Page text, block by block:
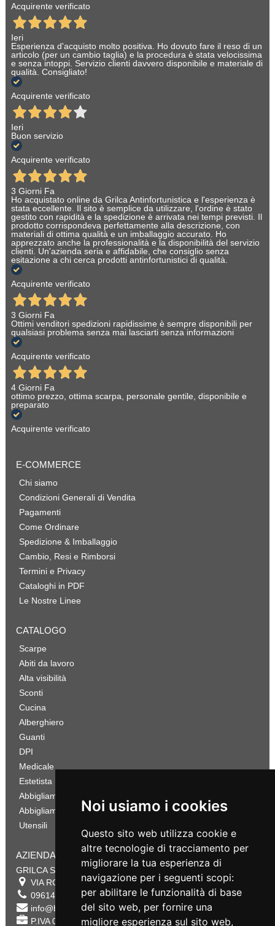
Noi usiamo i cookies
Questo sito web utilizza cookie e
altre tecnologie di tracciamento per
migliorare la tua esperienza di
navigazione per i seguenti scopi:
per abilitare le funzionalità di base
del sito web, per fornire una
migliore esperienza sul sito web,
Acquirente verificato
Ieri
Esperienza d'acquisto molto positiva. Ho dovuto fare il reso di un
articolo (per un cambio taglia) e la procedura è stata velocissima
e senza intoppi. Servizio clienti davvero disponibile e materiale di
qualità. Consigliato!
Acquirente verificato
Ieri
Buon servizio
Acquirente verificato
3 Giorni Fa
Ho acquistato online da Grilca Antinfortunistica e l'esperienza è
stata eccellente. Il sito è semplice da utilizzare, l'ordine è stato
gestito con rapidità e la spedizione è arrivata nei tempi previsti. Il
prodotto corrispondeva perfettamente alla descrizione, con
materiali di ottima qualità e un imballaggio accurato. Ho
apprezzato anche la professionalità e la disponibilità del servizio
clienti. Un'azienda seria e affidabile, che consiglio senza
esitazione a chi cerca prodotti antinfortunistici di qualità.
Acquirente verificato
3 Giorni Fa
Ottimi venditori spedizioni rapidissime è sempre disponibili per
qualsiasi problema senza mai lasciarti senza informazioni
Acquirente verificato
4 Giorni Fa
ottimo prezzo, ottima scarpa, personale gentile, disponibile e
preparato
Acquirente verificato
E-COMMERCE
Chi siamo
Condizioni Generali di Vendita
Pagamenti
Come Ordinare
Spedizione & Imballaggio
Cambio, Resi e Rimborsi
Termini e Privacy
Cataloghi in PDF
Le Nostre Linee
CATALOGO
Scarpe
Abiti da lavoro
Alta visibilità
Sconti
Cucina
Alberghiero
Guanti
DPI
Medicale
Estetista
Abbigliamento Sportivo
Abbigliamento Bambino
Utensili
AZIENDA
GRILCA SRL
VIA ROMA 180 88054 SERSALE , CZ
0961432177
info@bestsafety.it
P.IVA 02342180797